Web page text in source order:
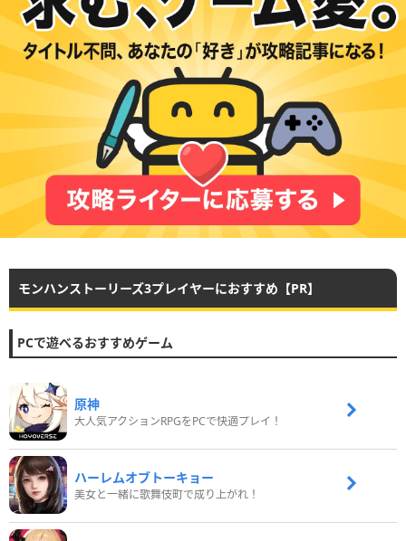
モンハンストーリーズ3プレイヤーにおすすめ【PR】
PCで遊べるおすすめゲーム
原神
大人気アクションRPGをPCで快適プレイ！
ハーレムオブトーキョー
美女と一緒に歌舞伎町で成り上がれ！